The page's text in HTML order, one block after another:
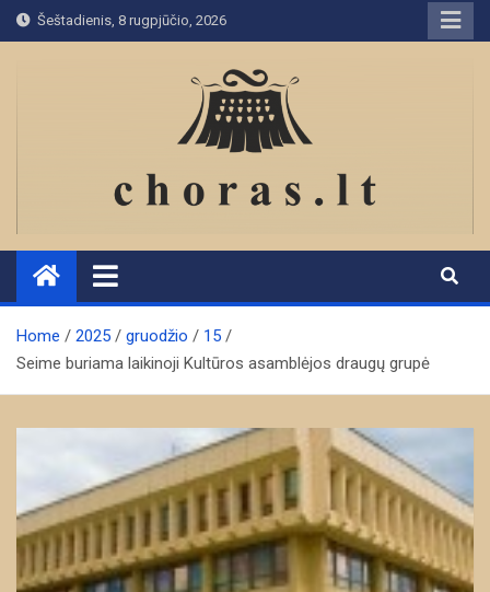
Skip
to
Šeštadienis, 8 rugpjūčio, 2026
Home 2025 gruodžio
15
Seime buriama laikinoji Kultūros asamblėjos draugų grupė